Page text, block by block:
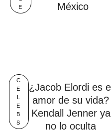
E
México
C
E
L
E
B
S
¿Jacob Elordi es el
amor de su vida?
Kendall Jenner ya
no lo oculta